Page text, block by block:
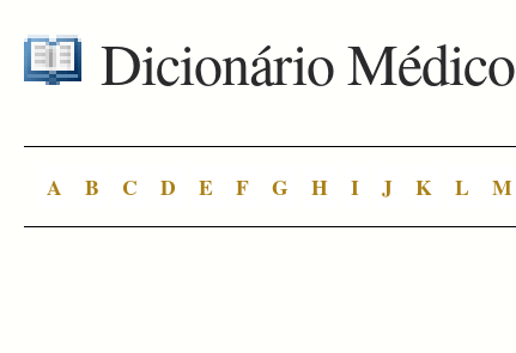
Dicionário Médico
A B C D E F G H I J K L M